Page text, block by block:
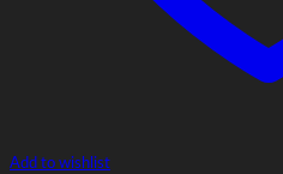
Add to wishlist